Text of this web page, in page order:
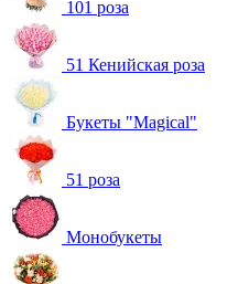
101 роза
51 Кенийская роза
Букеты "Magical"
51 роза
Монобукеты